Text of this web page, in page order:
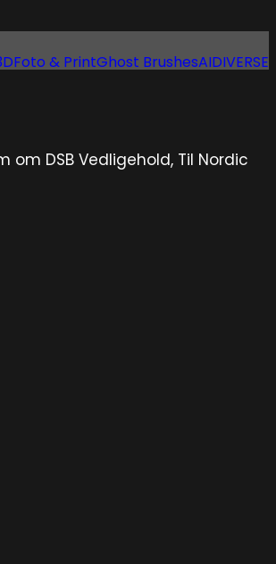
Foto & PrintGhost BrushesAIDIVERSE
DSB Vedligehold, Til Nordic